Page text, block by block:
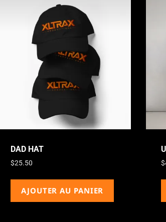
DAD HAT
$25.50
AJOUTER AU PANIER
$